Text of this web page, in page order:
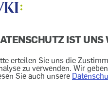
IST UNS
erteilen Sie uns die
zu verwenden. Wir
Sie auch unsere
Garantie Markt
von
nicht mehr.